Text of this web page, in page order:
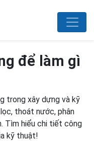
để làm gì
trong xây dựng và kỹ
thoát nước, phân
Tìm hiểu chi tiết công
kỹ thuật!